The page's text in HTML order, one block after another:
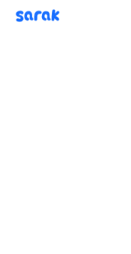
sarak